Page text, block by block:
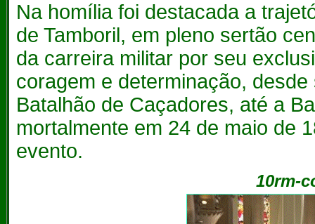
Na homília foi destacada a
de Tamboril, em pleno sertão
da carreira militar por seu
coragem e determinação,
Batalhão de Caçadores, até a
mortalmente em 24 de maio de
evento.
10rm-